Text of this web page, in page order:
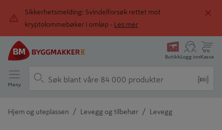
Sikkerhetsmelding: Svindelforsøk rettet mot
kryptolommebøker i omløp -
Les mer
ButikkLogg innKasse
Meny
Hjem og uteplassen / Levegg og tilbehør / Levegg